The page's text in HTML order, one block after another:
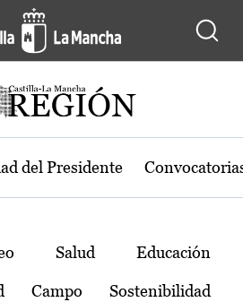
de Castilla-La
del Presidente
Salud Educación
Campo Sostenibilidad